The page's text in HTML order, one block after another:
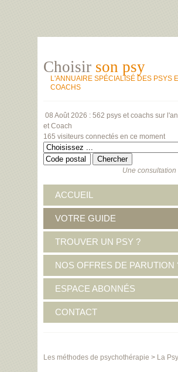
Choisir son psy
L'ANNUAIRE SPÉCIALISÉ DES PSYS
COACHS
08 Août 2026 : 562 psys et coachs sur
et Coach
165 visiteurs connectés en ce moment
Une
ACCUEIL
VOTRE GUIDE
TROUVER UN PSY ?
NOS OFFRES DE PARUTION
ESPACE ABONNÉS
CONTACT
Les méthodes de psychothérapie > La